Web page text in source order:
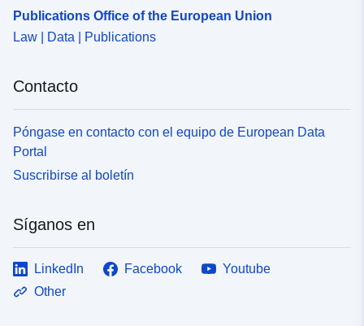
Publications Office of the European Union
Law | Data | Publications
Contacto
Póngase en contacto con el equipo de European Data
Portal
Suscribirse al boletín
Síganos en
LinkedIn Facebook
Youtube
Other